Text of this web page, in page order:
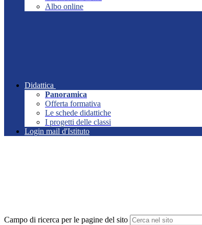
Albo online
Didattica
Panoramica
Offerta formativa
Le schede didattiche
I progetti delle classi
Login mail d'Istituto
Campo di ricerca per le pagine del sito